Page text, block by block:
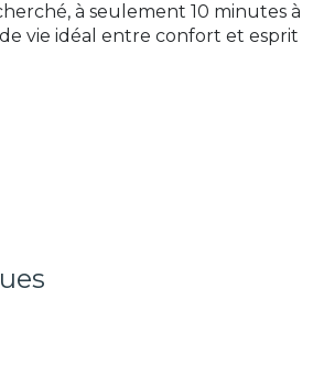
à seulement 10 minutes à
vie idéal entre confort et esprit
la maison dispose
2 wc, climatisation, volets
exposé sont disponibles sur
pour ce bien : Michel